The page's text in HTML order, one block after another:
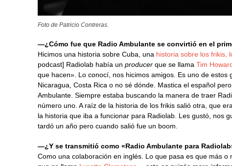
Foto de Patricio Contreras.
—¿Cómo fue que Radio Ambulante se convirtió en el
Hicimos una historia sobre Cuba, una historia sobre los frikis,
podcast] Radiolab había unproducer que se llamaTim
que hacen». Lo conocí, nos hicimos amigos. Es uno de
Nicaragua, Costa Rica o no sé dónde. Mastica el español
Ambulante. Siempre estaba buscando la manera de traer
número uno. A raíz de la historia de los frikis salió otra, que
la historia que iba a funcionar para Radiolab. Les gustó, nos
tardó un año pero cuando salió fue un boom.
—¿Y se transmitió como «Radio Ambulante para
Como una colaboración en inglés. Lo que pasa es que más